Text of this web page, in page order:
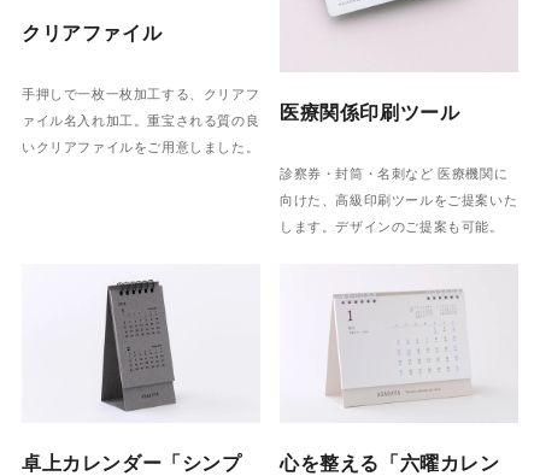
クリアファイル
手押しで一枚一枚加工する、クリアフ
ァイル名入れ加工。重宝される質の良
いクリアファイルをご用意しました。
医療関係印刷ツール
診察券・封筒・名刺など 医療機関に
向けた、高級印刷ツールをご提案いた
します。デザインのご提案も可能。
卓上カレンダー「シンプ
心を整える「六曜カレン